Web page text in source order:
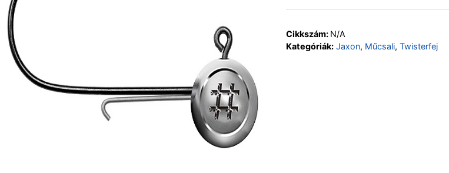
Cikkszám: N/A
Kategóriák: Jaxon, Műcsali, Twisterfej